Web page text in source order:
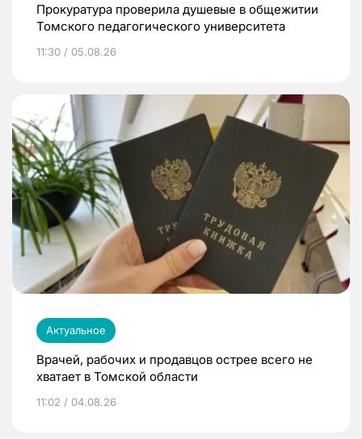
Прокуратура проверила душевые в общежитии
Томского педагогического университета
11:30 / 05.08.26
Актуальное
Врачей, рабочих и продавцов острее всего не
хватает в Томской области
11:02 / 04.08.26